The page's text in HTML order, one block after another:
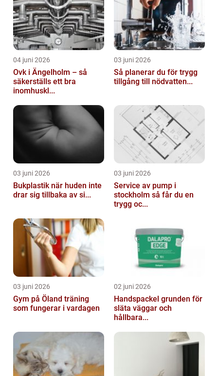
04 juni 2026
Ovk i Ängelholm – så
säkerställs ett bra
inomhuskl...
03 juni 2026
Så planerar du för trygg
tillgång till nödvatten...
03 juni 2026
Bukplastik när huden inte
drar sig tillbaka av si...
03 juni 2026
Service av pump i
stockholm så får du en
trygg oc...
03 juni 2026
Gym på Öland träning
som fungerar i vardagen
02 juni 2026
Handspackel grunden för
släta väggar och
hållbara...